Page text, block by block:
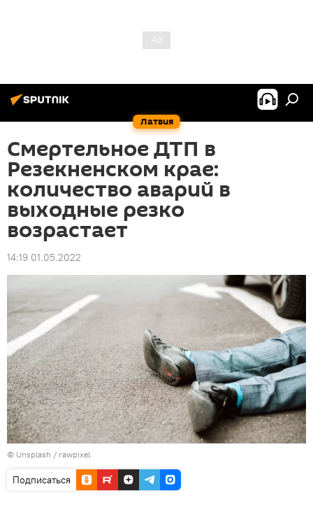
Латвия
Смертельное ДТП в
Резекненском крае:
количество аварий в
выходные резко
возрастает
14:19 01.05.2022
© Unsplash / rawpixel
Подписаться